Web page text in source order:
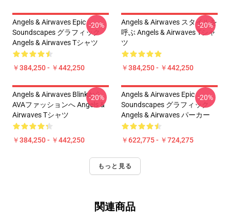
Angels & Airwaves Epic
Soundscapes グラフィック
Angels & Airwaves Tシャツ
￥384,250 - ￥442,250
-20%
Angels & Airwaves スタイルを
呼ぶ Angels & Airwaves Tシャ
ツ
￥384,250 - ￥442,250
-20%
Angels & Airwaves Blinkから
AVAファッションへ Angels &
Airwaves Tシャツ
￥384,250 - ￥442,250
-20%
Angels & Airwaves Epic
Soundscapes グラフィック
Angels & Airwaves パーカー
￥622,775 - ￥724,275
-20%
もっと見る
関連商品